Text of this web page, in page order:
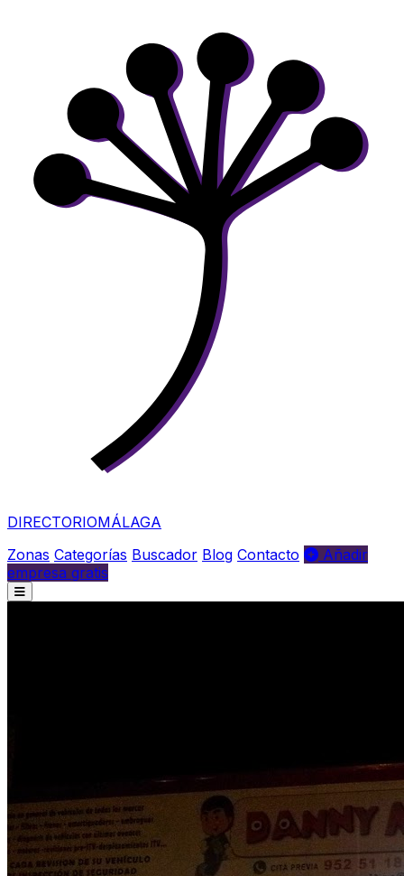
DIRECTORIOMÁLAGA
Zonas Categorías Buscador Blog Contacto
Añadir
empresa gratis